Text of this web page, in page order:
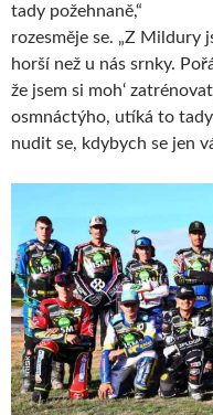
tady požehnaně,“
rozesměje se. „Z Mildury
horší než u nás srnky.
že jsem si moh‘
osmnáctýho, utíká to
nudit se, kdybych se jen